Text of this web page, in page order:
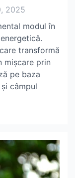
2025
modul în
transformă
mișcare prin
pe baza
câmpul